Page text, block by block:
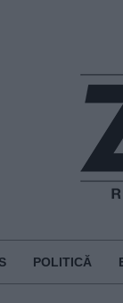
POLITICĂ